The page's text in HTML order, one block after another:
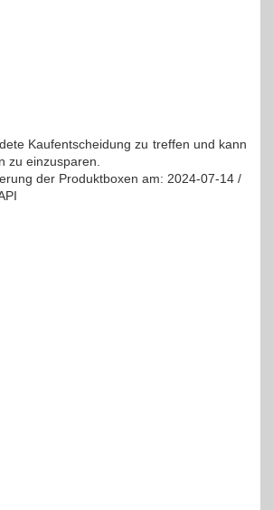
Kaufentscheidung zu treffen und kann
zu einzusparen.
der Produktboxen am: 2024-07-14 /